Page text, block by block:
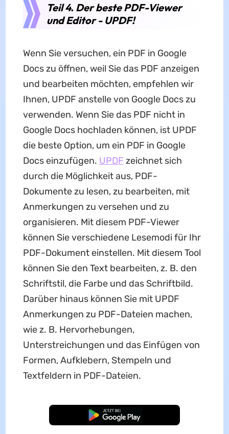
Teil 4. Der beste PDF-Viewer
und Editor - UPDF!
Wenn Sie versuchen, ein PDF in Google
Docs zu öffnen, weil Sie das PDF anzeigen
und bearbeiten möchten, empfehlen wir
Ihnen, UPDF anstelle von Google Docs zu
verwenden. Wenn Sie das PDF nicht in
Google Docs hochladen können, ist UPDF
die beste Option, um ein PDF in Google
Docs einzufügen. UPDF zeichnet sich
durch die Möglichkeit aus, PDF-
Dokumente zu lesen, zu bearbeiten, mit
Anmerkungen zu versehen und zu
organisieren. Mit diesem PDF-Viewer
können Sie verschiedene Lesemodi für Ihr
PDF-Dokument einstellen. Mit diesem Tool
können Sie den Text bearbeiten, z. B. den
Schriftstil, die Farbe und das Schriftbild.
Darüber hinaus können Sie mit UPDF
Anmerkungen zu PDF-Dateien machen,
wie z. B. Hervorhebungen,
Unterstreichungen und das Einfügen von
Formen, Aufklebern, Stempeln und
Textfeldern in PDF-Dateien.
Kostenloser Download